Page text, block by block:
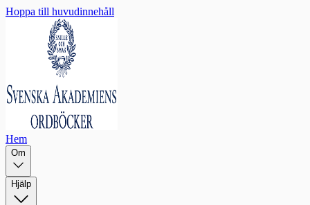
Hoppa till huvudinnehåll
Hem
Om
Hjälp